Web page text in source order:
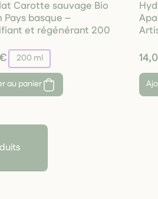
Carotte sauvage Bio
Pays basque –
et régénérant 200
200 ml
au panier